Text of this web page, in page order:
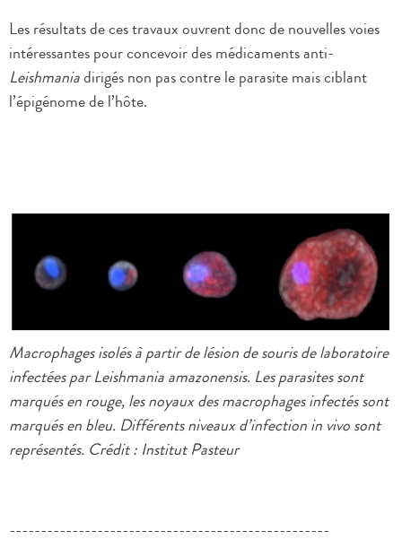
Les résultats de ces travaux ouvrent donc de nouvelles voies
intéressantes pour concevoir des médicaments anti-
Leishmaniadirigés non pas contre le parasite mais ciblant
l’épigénome de l’hôte.
Macrophages isolés à partir de lésion de souris de laboratoire
infectées par Leishmania amazonensis. Les parasites sont
marqués en rouge, les noyaux des macrophages infectés sont
marqués en bleu. Différents niveaux d’infection in vivo sont
représentés. Crédit : Institut Pasteur
---------------------------------------------------